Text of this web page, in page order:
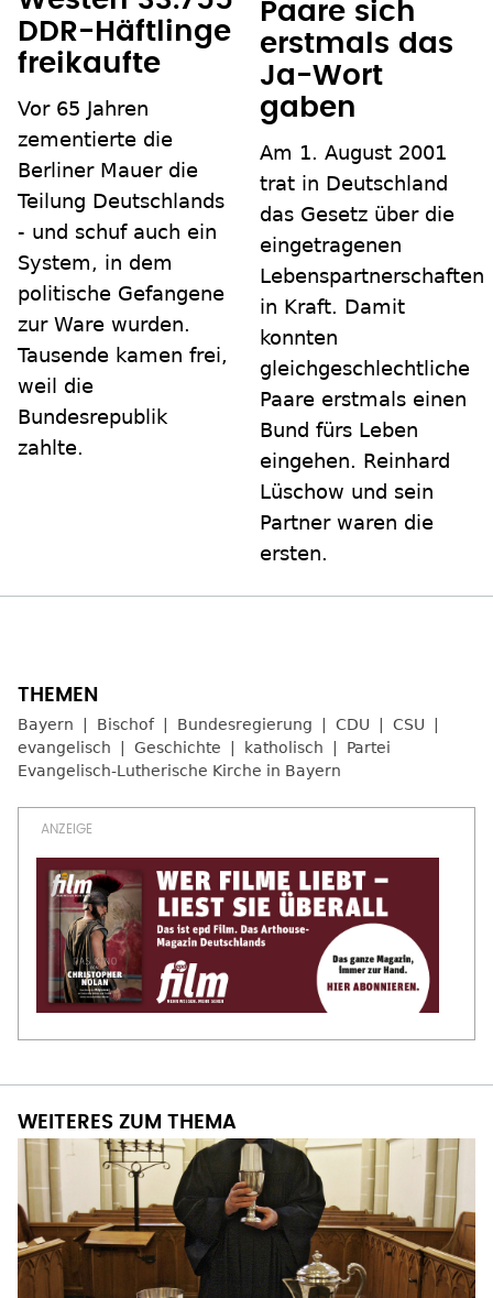
DDR-Häftlinge
freikaufte
Vor 65 Jahren
zementierte die
Berliner Mauer die
Teilung Deutschlands
- und schuf auch ein
System, in dem
politische Gefangene
zur Ware wurden.
Tausende kamen frei,
weil die
Bundesrepublik
zahlte.
Paare sich
erstmals das
Ja-Wort
gaben
Am 1. August 2001
trat in Deutschland
das Gesetz über die
eingetragenen
Lebenspartnerschaften
in Kraft. Damit
konnten
gleichgeschlechtliche
Paare erstmals einen
Bund fürs Leben
eingehen. Reinhard
Lüschow und sein
Partner waren die
ersten.
Bayern Bischof Bundesregierung CDU
CSU
evangelisch
Geschichte katholisch
Partei
Evangelisch-Lutherische Kirche in Bayern
WEITERES ZUM THEMA